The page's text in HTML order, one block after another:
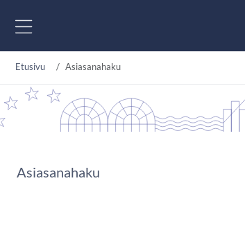
Etusivu Asiasanahaku
Asiasanahaku